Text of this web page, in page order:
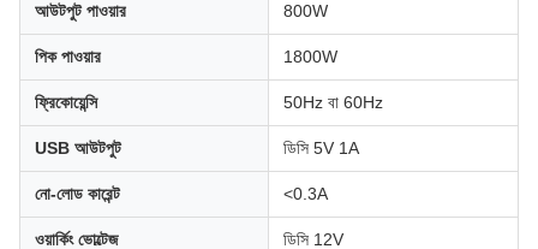
আউটপুট পাওয়ার 800W
পিক পাওয়ার 1800W
ফ্রিকোয়েন্সি 50Hz বা 60Hz
USB আউটপুট ডিসি 5V 1A
নো-লোড কারেন্ট <0.3A
ওয়ার্কিং ভোল্টেজ ডিসি 12V